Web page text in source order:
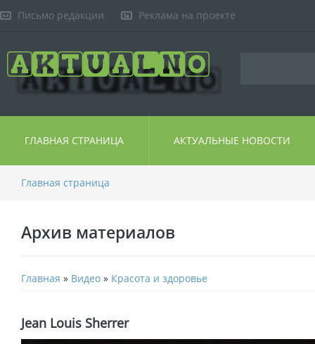
Письмо редакции Реклама на проекте
ГЛАВНАЯ СТРАНИЦА АКТУАЛЬНЫЕ НОВОСТИ
Главная страница
Архив материалов
Главная » Видео » Красота и здоровье
Jean Louis Sherrer